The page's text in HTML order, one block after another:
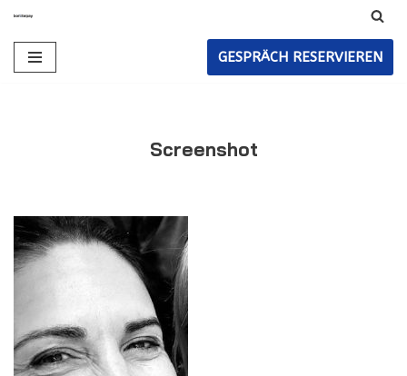
Zum
Inhalt
GESPRÄCH RESERVIEREN
Screenshot